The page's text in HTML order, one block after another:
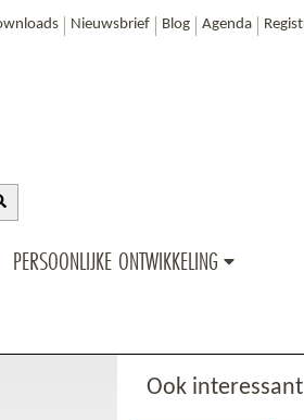
Nieuwsbrief Blog Agenda
PERSOONLIJKE ONTWIKKELING
Ook interessant